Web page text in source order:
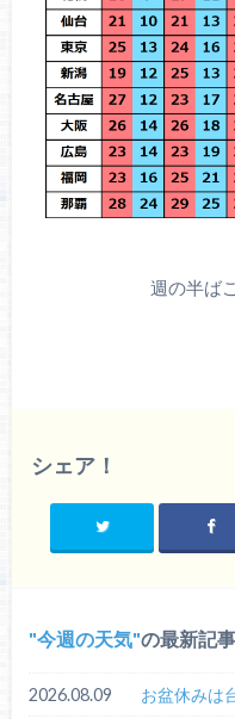
週の半ば
シェア！
今週の天気 の最新記事
2026.08.09 お盆休みは